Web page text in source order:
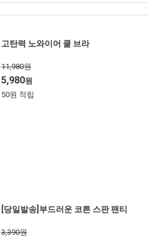
고탄력 노와이어 쿨 브라
11,980원
5,980원
50원 적립
[당일발송]부드러운 코튼 스판 팬티
3,390원